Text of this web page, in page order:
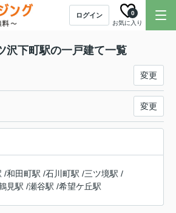
ログイン
お気に入り
0
沢下町駅の一戸建て一覧
変更
変更
/和田町駅 /石川町駅 /三ツ境駅 /
見駅 /瀬谷駅 /希望ケ丘駅